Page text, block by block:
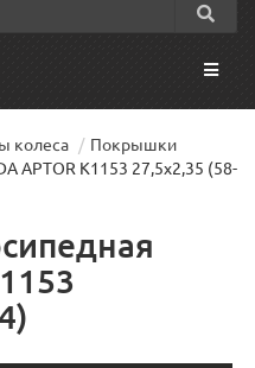
колеса
Покрышки
APTOR K1153 27,5x2,35 (58-